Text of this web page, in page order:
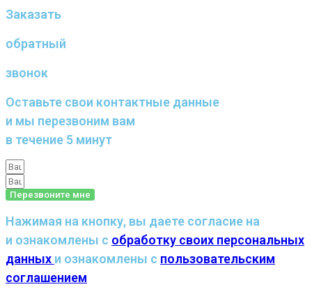
Заказать
обратный
звонок
Оставьте свои контактные данные
и мы перезвоним вам
в течение 5 минут
Перезвоните мне
Нажимая на кнопку, вы даете согласие на
и ознакомлены с обработку своих персональных
данных и ознакомлены с пользовательским
соглашением